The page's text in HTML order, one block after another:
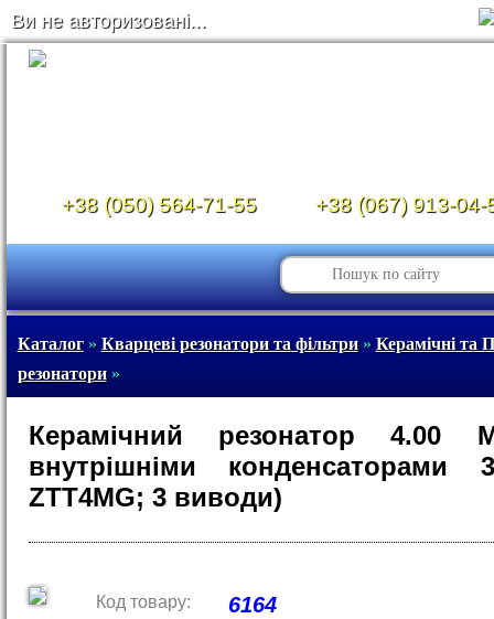
Ви не авторизовані...
+38 (050) 564-71-55 +38 (067) 913-04-
Каталог» Кварцеві резонатори та фільтри» Керамічні та
резонатори»
Керамічний резонатор 4.00
внутрішніми
ZTT4MG; 3 виводи)
Код товару: 6164